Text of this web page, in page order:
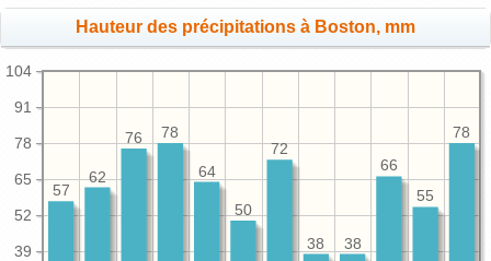
Hauteur des précipitations à Boston, mm
39
52
65
78
91
104
78
55
66
38
38
72
50
64
78
76
62
57